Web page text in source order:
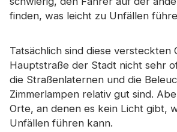
Katalog
Video
Kontakt
finden, was leicht zu Unfällen
Tatsächlich sind diese versteckten
Hauptstraße der Stadt nicht sehr
die Straßenlaternen und die
Zimmerlampen relativ gut sind.
Orte, an denen es kein Licht gibt,
Unfällen führen kann.